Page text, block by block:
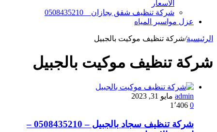
الاسعار
شركة تنظيف شقق بجازان _ 0508435210
عزل مواسير المياه
الرئيسية/شركة تنظيف موكيت بالجبيل
شركة تنظيف موكيت بالجبيل
admin مايو 31, 2023
0
شركة تنظيف سجاد بالجبيل – 0508435210 –